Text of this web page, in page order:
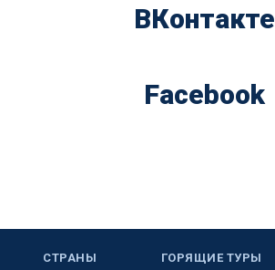
ВКонтакте
Facebook
СТРАНЫ ГОРЯЩИЕ ТУРЫ